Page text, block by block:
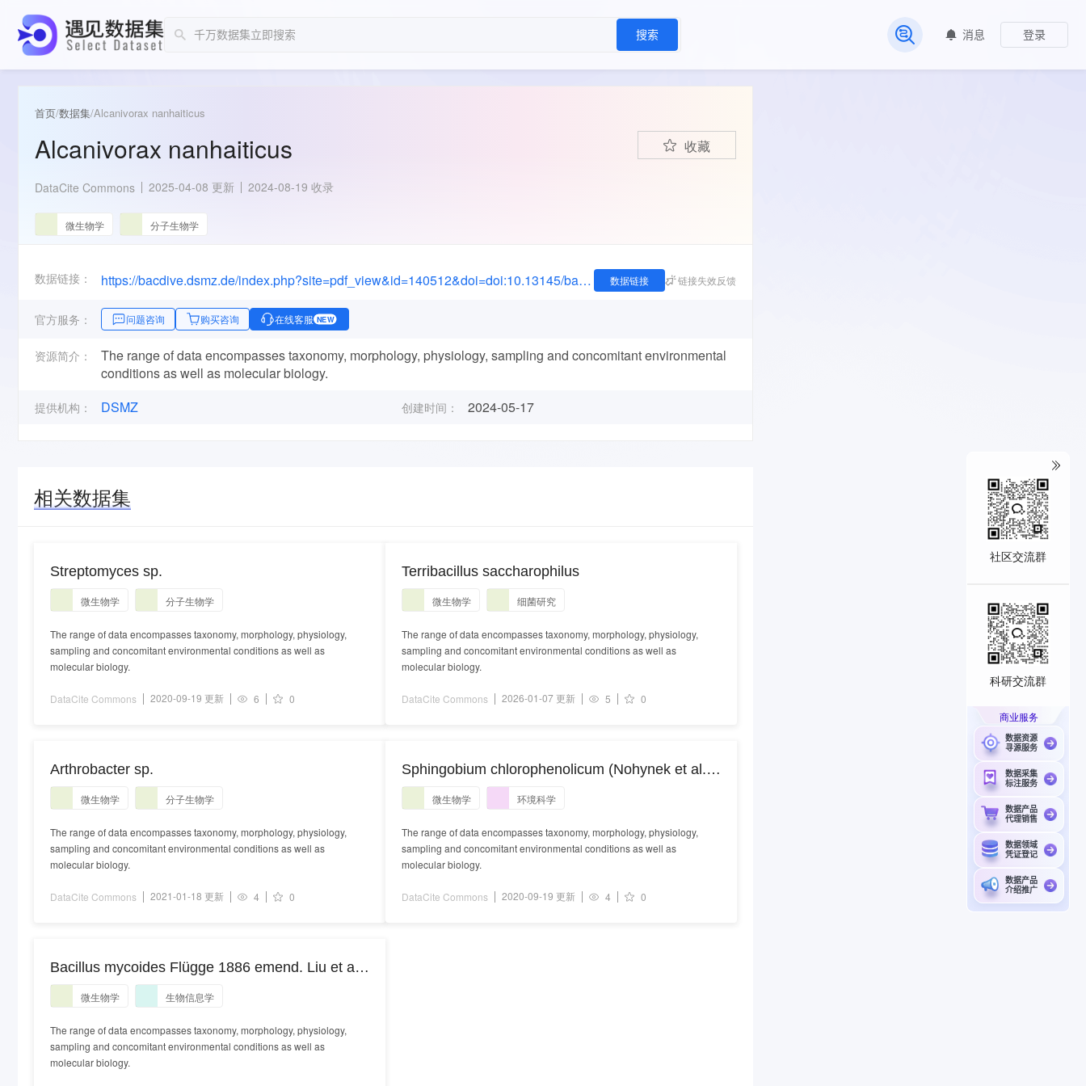
搜索
常见问题
消息 登录
首页/数据集/Alcanivorax nanhaiticus
Alcanivorax nanhaiticus 收藏
DataCite Commons 2025-04-08 更新 2024-08-19 收录
微生物学 分子生物学
数据链接： https://bacdive.dsmz.de/index.php?site=pdf_view&id=140512&doi=doi:10.13145/bacdive140512.20240510.9 数据链接 链接失效反馈
官方服务： 问题咨询 购买咨询 在线客服 NEW
资源简介：
The range of data encompasses taxonomy, morphology, physiology, sampling and concomitant environmental
conditions as well as molecular biology.
提供机构： DSMZ 创建时间： 2024-05-17
相关数据集
Streptomyces sp.
微生物学 分子生物学
The range of data encompasses taxonomy, morphology, physiology,
sampling and concomitant environmental conditions as well as
molecular biology.
DataCite Commons 2020-09-19 更新 6 0
Arthrobacter sp.
微生物学 分子生物学
The range of data encompasses taxonomy, morphology, physiology,
sampling and concomitant environmental conditions as well as
molecular biology.
DataCite Commons 2021-01-18 更新 4 0
Bacillus mycoides Flügge 1886 emend. Liu et al.
2018
微生物学 生物信息学
The range of data encompasses taxonomy, morphology, physiology,
sampling and concomitant environmental conditions as well as
molecular biology.
Terribacillus saccharophilus
微生物学 细菌研究
The range of data encompasses taxonomy, morphology, physiology,
sampling and concomitant environmental conditions as well as
molecular biology.
DataCite Commons 2026-01-07 更新 5 0
Sphingobium chlorophenolicum (Nohynek et al.
1996) Takeuchi et al. 2001
微生物学 环境科学
The range of data encompasses taxonomy, morphology, physiology,
sampling and concomitant environmental conditions as well as
molecular biology.
DataCite Commons 2020-09-19 更新 4 0
社区交流群
科研交流群
商业服务
数据资源
寻源服务
数据采集
标注服务
数据产品
代理销售
数据领域
凭证登记
数据产品
介绍推广